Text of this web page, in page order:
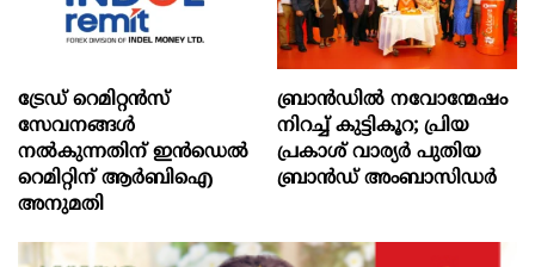
ട്രേഡ് റെമിറ്റന്‍സ്
സേവനങ്ങള്‍
നല്‍കുന്നതിന് ഇന്‍ഡെല്‍
റെമിറ്റിന് ആര്‍ബിഐ
അനുമതി
ബ്രാൻഡിൽ നവോന്മേഷം
നിറച്ച് കുട്ടികൂറ; പ്രിയ
പ്രകാശ് വാര്യർ പുതിയ
ബ്രാൻഡ് അംബാസിഡർ